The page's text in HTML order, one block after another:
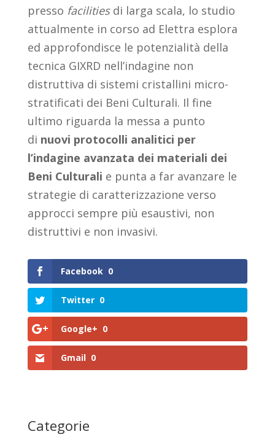
presso facilitiesdi larga scala, lo studio
attualmente in corso ad Elettra esplora
ed approfondisce le potenzialità della
tecnica GIXRD nell’indagine non
distruttiva di sistemi cristallini micro-
stratificati dei Beni Culturali. Il fine
ultimo riguarda la messa a punto
di nuovi protocolli analitici per
l’indagine avanzata dei materiali dei
Beni Culturali e punta a far avanzare le
strategie di caratterizzazione verso
approcci sempre più esaustivi, non
distruttivi e non invasivi.
Facebook 0
Twitter 0
Google+ 0
Gmail 0
Categorie